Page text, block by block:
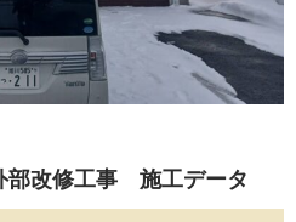
改修工事 施工データ